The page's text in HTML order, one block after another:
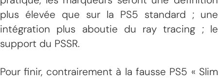
plus élevée que sur la PS5 standard ; une
intégration plus aboutie du ray tracing ; le
support du PSSR.
Pour finir, contrairement à la fausse PS5 « Slim